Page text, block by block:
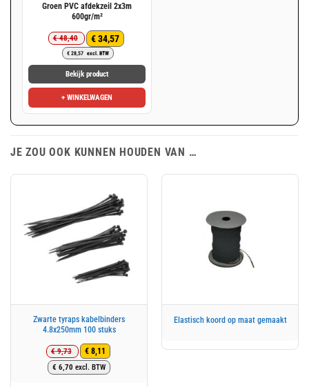
Groen PVC afdekzeil 2x3m
600gr/m²
€48,40
Oorspronkelijke
prijs
was:
€ 48,40.
€34,57
Huidige
prijs
is:
€ 34,57.
€28,57 excl. BTW
Bekijk product
+ WINKELWAGEN
JE ZOU OOK KUNNEN HOUDEN VAN …
Zwarte tyraps kabelbinders
4.8x250mm 100 stuks
€9,73
Oorspronkelijke
prijs
€ 8,11
Huidige
prijs
€ 6,70 excl. BTW
Elastisch koord op maat gemaakt